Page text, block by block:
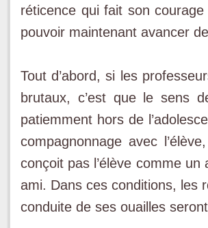
réticence qui fait son
pouvoir maintenant avancer
Tout d’abord, si les
brutaux, c’est que le sens
patiemment hors de
compagnonnage avec
conçoit pas l’élève comme
ami. Dans ces conditions, les
conduite de ses ouailles